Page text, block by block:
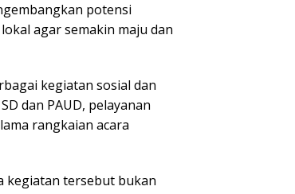
potensi
agar semakin maju dan
kegiatan sosial dan
dan PAUD, pelayanan
rangkaian acara
kegiatan tersebut bukan